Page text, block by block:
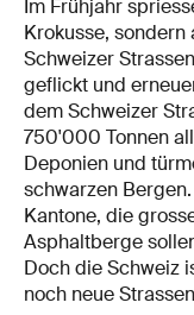
Im Frühjahr
Krokusse,
Schweizer
geflickt und
dem Schweizer
750'000 Tonnen
Deponien und
schwarzen
Kantone, die
Asphaltberge
Doch die Schweiz
noch neue